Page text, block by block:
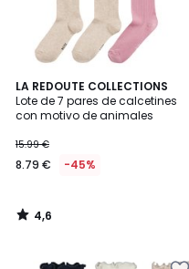
LA REDOUTE COLLECTIONS
Lote de 7 pares de calcetines
con motivo de animales
15.99 €
8.79 € -45%
4,6
/ 5
4,6
/